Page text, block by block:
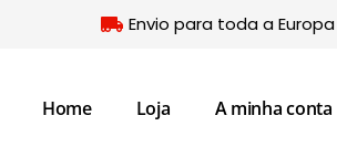
Envio para toda a Europa
Home Loja A minha conta